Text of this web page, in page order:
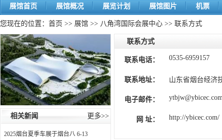
展馆首页 展馆概况 展览计划 展馆图片 机票
您现在的位置： 首页 >> 展馆 >> 八角湾国际会展中心 >> 联系方式
更多>>
相关新闻
2025烟台夏季车展于烟台八 6-13
联系方式
联系电话： 0535-6959157
联系地址： 山东省烟台经济
电子邮件：
网 址： http://ybicec.com/